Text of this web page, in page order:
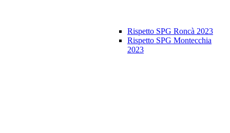
Rispetto SPG Roncà 2023
Rispetto SPG Montecchia
2023